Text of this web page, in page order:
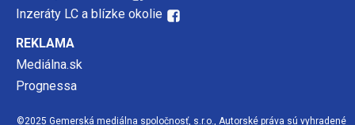
Inzeráty LC a blízke okolie
REKLAMA
Mediálna.sk
Prognessa
©2025 Gemerská mediálna spoločnosť, s.r.o., Autorské práva sú vyhradené